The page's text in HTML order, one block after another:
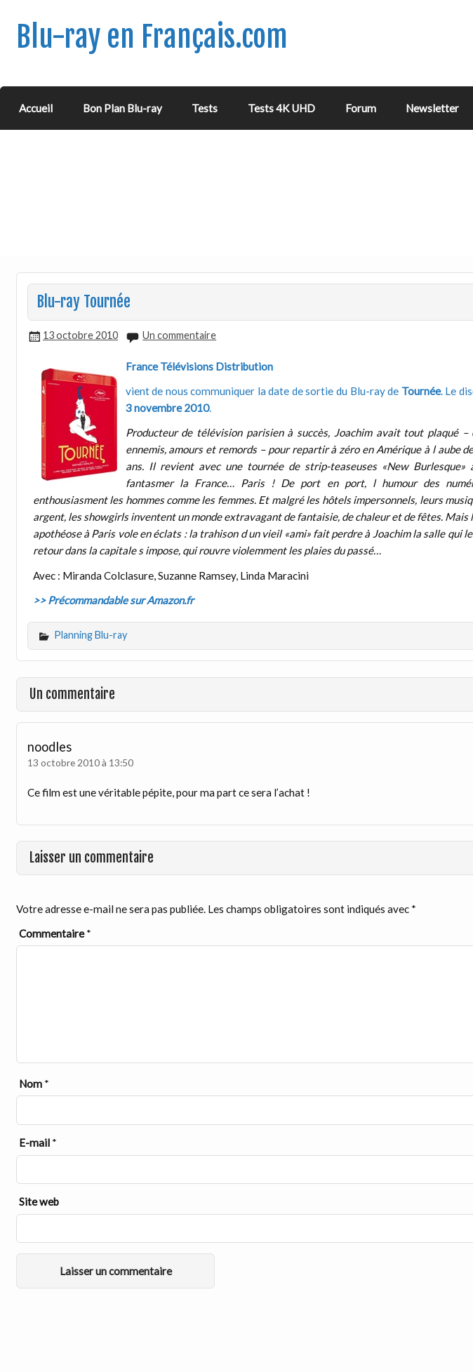
Blu-ray en Français.com
Accueil Bon Plan Blu-ray Tests Tests 4K UHD Forum Newsletter
Blu-ray Tournée
13 octobre 2010 Un commentaire
France Télévisions Distribution
vient de nous communiquer la date de sortie du Blu-ray de Tournée. Le
3 novembre 2010.
Producteur de télévision parisien à succès, Joachim avait tout plaqué –
ennemis, amours et remords – pour repartir à zéro en Amérique à l aube
ans. Il revient avec une tournée de strip-teaseuses «New
fantasmer la France… Paris ! De port en port, l humour des
enthousiasment les hommes comme les femmes. Et malgré les hôtels impersonnels, leurs
argent, les showgirls inventent un monde extravagant de fantaisie, de chaleur et de fêtes. Mais
apothéose à Paris vole en éclats : la trahison d un vieil «ami» fait perdre à Joachim la salle qui
retour dans la capitale s impose, qui rouvre violemment les plaies du passé…
Avec : Miranda Colclasure, Suzanne Ramsey, Linda Maracini
>> Précommandable sur Amazon.fr
Planning Blu-ray
Un commentaire
noodles
13 octobre 2010 à 13:50
Ce film est une véritable pépite, pour ma part ce sera l’achat !
Laisser un commentaire
Votre adresse e-mail ne sera pas publiée. Les champs obligatoires sont indiqués avec *
Commentaire*
Nom *
E-mail *
Site web